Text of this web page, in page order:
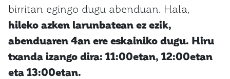
birritan egingo dugu abenduan. Hala,
hileko azken larunbatean ez ezik,
abenduaren 4an ere eskainiko dugu. Hiru
txanda izango dira: 11:00etan, 12:00etan
eta 13:00etan.